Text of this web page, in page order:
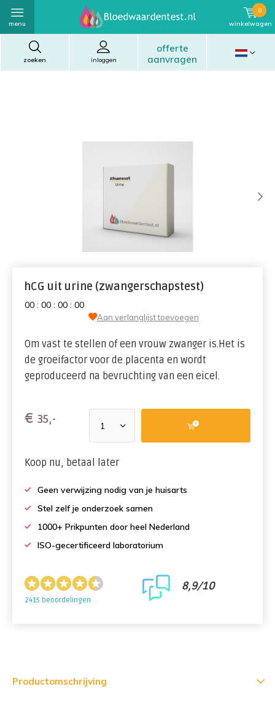
zoeken
offerte
aanvragen
inloggen
menu winkelwagen
0
hCG uit urine (zwangerschapstest)
00 : 00 : 00 : 00
Aan verlanglijst toevoegen
Om vast te stellen of een vrouw zwanger is.Het is
de groeifactor voor de placenta en wordt
geproduceerd na bevruchting van een eicel.
€ 35,-
Koop nu, betaal later
Geen verwijzing nodig van je huisarts
Stel zelf je onderzoek samen
1000+ Prikpunten door heel Nederland
ISO-gecertificeerd laboratorium
2415 beoordelingen
8,9/10
Productomschrijving